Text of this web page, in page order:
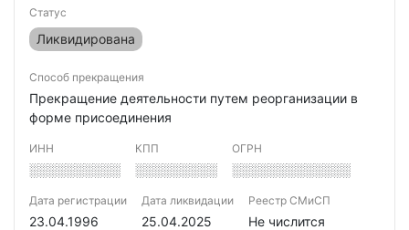
Статус
Ликвидирована
Способ прекращения
Прекращение деятельности путем реорганизации в
форме присоединения
ИНН
░░░░░░░░░░
КПП
░░░░░░░░░
ОГРН
░░░░░░░░░░░░░
Дата регистрации
23.04.1996
Дата ликвидации
25.04.2025
Реестр СМиСП
Не числится